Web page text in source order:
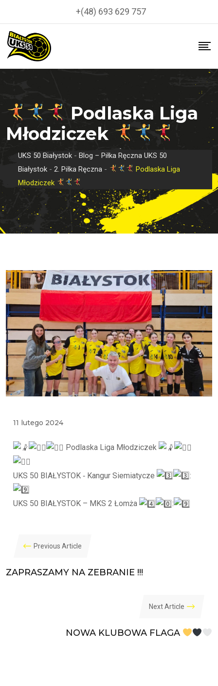
content
+(48) 693 629 757
Podlaska Liga
Młodziczek
UKS 50 Białystok - Blog – Piłka Ręczna UKS 50
Białystok - 2. Piłka Ręczna -
Podlaska Liga
Młodziczek
11 lutego 2024
Podlaska Liga Młodziczek
UKS 50 BIAŁYSTOK ‐ Kangur Siemiatycze :
UKS 50 BIAŁYSTOK – MKS 2 Łomża :
Previous Article
ZAPRASZAMY NA ZEBRANIE !!!
Next Article
NOWA KLUBOWA FLAGA